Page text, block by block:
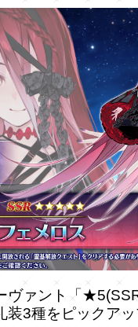
ヴァント「
装3種をピックア